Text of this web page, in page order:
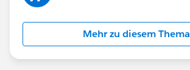
Mehr zu diesem Thema